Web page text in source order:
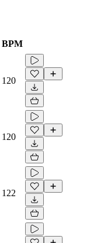
BPM
120
120
122